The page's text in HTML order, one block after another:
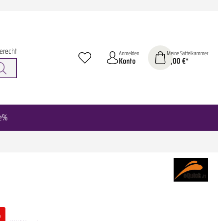
Anmelden
Konto
Meine Sattelkammer
0,00 €*